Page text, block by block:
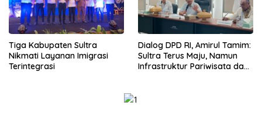
Tiga Kabupaten Sultra
Nikmati Layanan Imigrasi
Terintegrasi
Dialog DPD RI, Amirul Tamim:
Sultra Terus Maju, Namun
Infrastruktur Pariwisata dan